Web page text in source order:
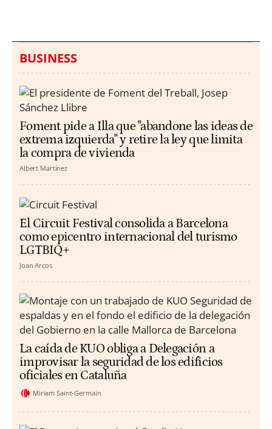
BUSINESS
Foment pide a Illa que "abandone las ideas de
extrema izquierda" y retire la ley que limita
la compra de vivienda
Albert Martínez
El Circuit Festival consolida a Barcelona
como epicentro internacional del turismo
LGTBIQ+
Joan Arcos
La caída de KUO obliga a Delegación a
improvisar la seguridad de los edificios
oficiales en Cataluña
Miriam Saint-Germain